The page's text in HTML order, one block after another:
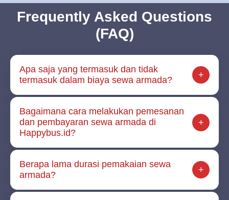
Frequently Asked Questions
(FAQ)
Apa saja yang termasuk dan tidak
termasuk dalam biaya sewa armada?
Bagaimana cara melakukan pemesanan
dan pembayaran sewa armada di
Happybus.id?
Berapa lama durasi pemakaian sewa
armada?